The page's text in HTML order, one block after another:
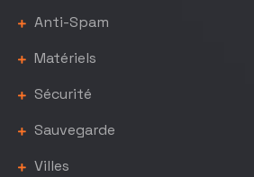
Anti-Spam
Matériels
Sécurité
Sauvegarde
Villes